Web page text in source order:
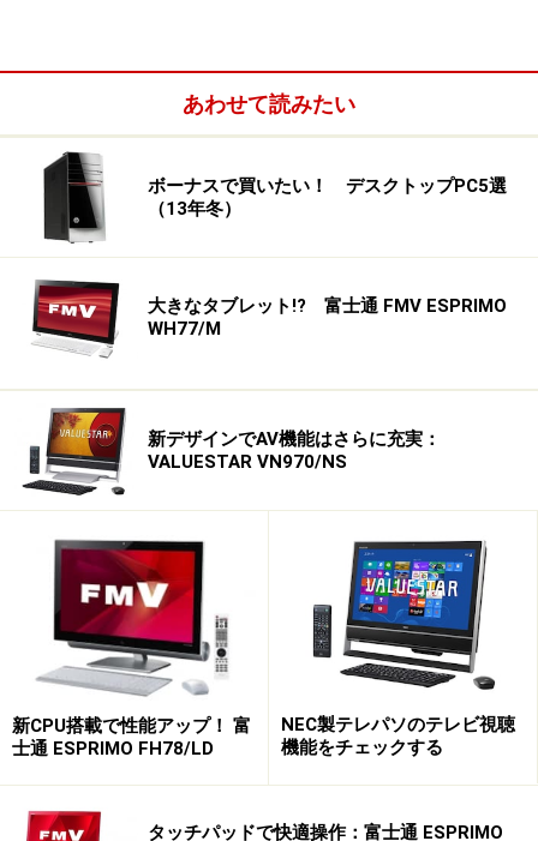
あわせて読みたい
ボーナスで買いたい！ デスクトップPC5選
（13年冬）
大きなタブレット!? 富士通 FMV ESPRIMO
WH77/M
新デザインでAV機能はさらに充実：
VALUESTAR VN970/NS
新CPU搭載で性能アップ！ 富
士通 ESPRIMO FH78/LD
NEC製テレパソのテレビ視聴
機能をチェックする
タッチパッドで快適操作：富士通 ESPRIMO